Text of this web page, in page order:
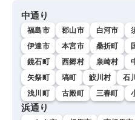
中通り
福島市 郡山市 白河市
伊達市
本宮市 桑折町
鏡石町
西郷村 泉崎村
矢祭町
塙町 鮫川村 石
浅川町
古殿町 三春町
浜通り